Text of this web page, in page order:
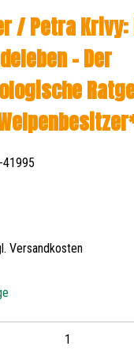
/ Petra
- Der
41995
Versandkosten
den